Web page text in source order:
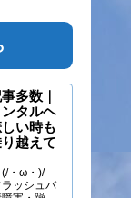
多数｜
タルヘ
い時も
越えて
(/・ω・)/
ッシュバ